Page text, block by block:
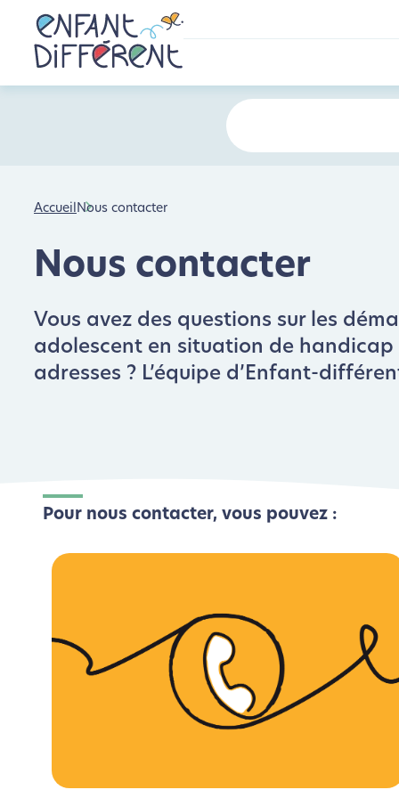
AccueilNous contacter
Nous contacter
Vous avez des questions sur les
adolescent en situation de handicap
adresses ? L’équipe d’Enfant-
Pour nous contacter, vous pouvez :